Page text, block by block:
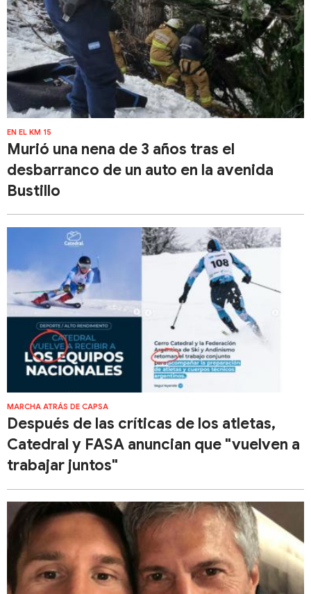
EN EL KM 15
Murió una nena de 3 años tras el
desbarranco de un auto en la avenida
Bustillo
MARCHA ATRÁS DE CAPSA
Después de las críticas de los atletas,
Catedral y FASA anuncian que "vuelven a
trabajar juntos"